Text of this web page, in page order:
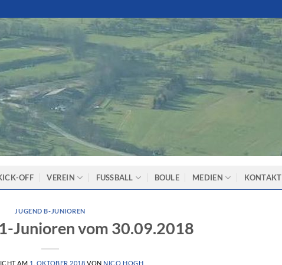
OFF VEREIN FUSSBALL BOULE MEDIEN KONTAKT
JUGEND B-JUNIOREN
Junioren vom 30.09.2018
AM 1. OKTOBER 2018 VON NICO HOGH